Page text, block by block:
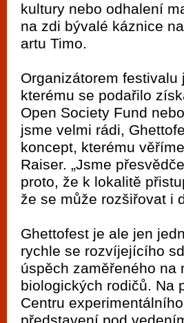
kultury nebo odhalení
na zdi bývalé káznice
artu Timo.
Organizátorem
kterému se podařilo
Open Society Fund
jsme velmi rádi,
koncept, kterému
Raiser. „Jsme
proto, že k lokalitě
že se může rozšiřovat i
Ghettofest je ale jen
rychle se rozvíjejícího
úspěch zaměřeného na
biologických rodičů. Na
Centru